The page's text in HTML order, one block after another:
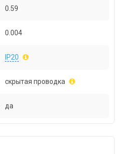
0.59
0.004
IP20
скрытая проводка
да